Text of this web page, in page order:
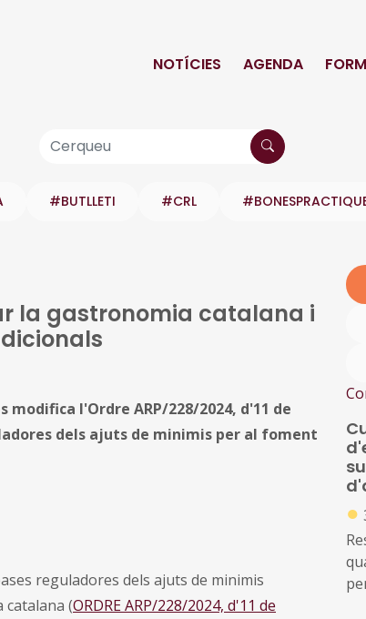
NOTÍCIES AGENDA
#BUTLLETI #CRL
la gastronomia catalana i
modifica l'Ordre ARP/228/2024, d'11 de
dels ajuts de minimis per al foment
reguladores dels ajuts de minimis
(ORDRE ARP/228/2024, d'11 de
●